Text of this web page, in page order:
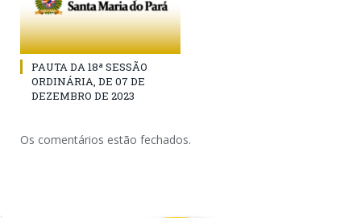
PAUTA DA 18ª SESSÃO
ORDINÁRIA, DE 07 DE
DEZEMBRO DE 2023
Os comentários estão fechados.